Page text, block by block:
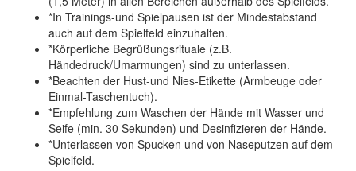
*In Trainings-und Spielpausen ist der Mindestabstand
auch auf dem Spielfeld einzuhalten.
*Körperliche Begrüßungsrituale (z.B.
Händedruck/Umarmungen) sind zu unterlassen.
*Beachten der Hust-und Nies-Etikette (Armbeuge oder
Einmal-Taschentuch).
*Empfehlung zum Waschen der Hände mit Wasser und
Seife (min. 30 Sekunden) und Desinfizieren der Hände.
*Unterlassen von Spucken und von Naseputzen auf dem
Spielfeld.